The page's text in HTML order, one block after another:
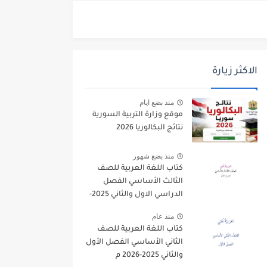
الاكثر زيارة
منذ بضع ايام
موقع وزارة التربية السورية
نتائج البكالوريا 2026
منذ بضع شهور
كتاب اللغة العربية للصف
الثالث الأساسي الفصل
الدراسي الاول والثاني 2025-
منذ عام
كتاب اللغة العربية للصف
الثاني الأساسي الفصل الأول
والثاني 2025-2026 م